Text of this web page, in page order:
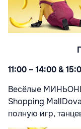
11:00 – 14:00 &
Весёлые
Shopping
полную игр,